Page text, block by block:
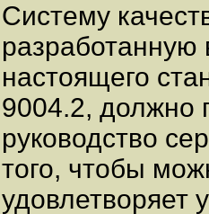
Систему
разработанную
настоящего
9004.2, должно
руководство
того, чтобы
удовлетворяет